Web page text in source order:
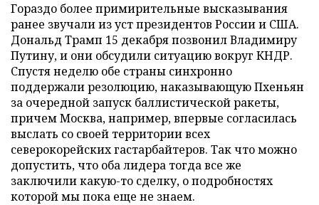
Гораздо более примирительные высказывания
ранее звучали из уст президентов России и США.
Дональд Трамп 15 декабря позвонил Владимиру
Путину, и они обсудили ситуацию вокруг КНДР.
Спустя неделю обе страны синхронно
поддержали резолюцию, наказывающую Пхеньян
за очередной запуск баллистической ракеты,
причем Москва, например, впервые согласилась
выслать со своей территории всех
северокорейских гастарбайтеров. Так что можно
допустить, что оба лидера тогда все же
заключили какую-то сделку, о подробностях
которой мы пока еще не знаем.